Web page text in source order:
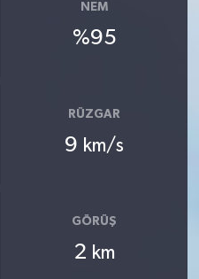
NEM
%95
RÜZGAR
9 km/s
GÖRÜŞ
2 km